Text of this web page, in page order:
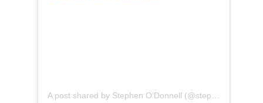
A post shared by Stephen O’Donnell (@stephengodonnell)